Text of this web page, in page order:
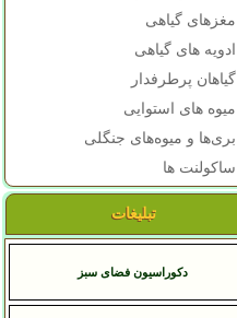
مغزهای گیاهی
ادویه های گیاهی
گیاهان پرطرفدار
میوه های استوایی
بری‌ها و میوه‌های جنگلی
ساکولنت ها
تبلیغات
دکوراسیون فضای سبز